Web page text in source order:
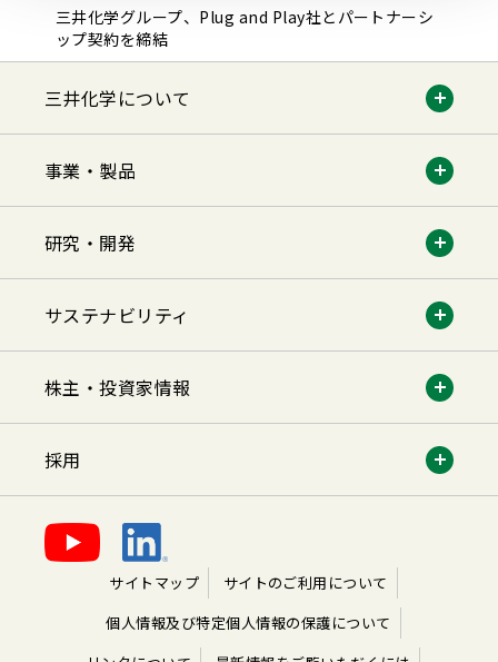
三井化学グループ、Plug and Play社とパートナーシ
ップ契約を締結
三井化学について
事業・製品
研究・開発
サステナビリティ
株主・投資家情報
採用
サイトマップ
サイトのご利用について
個人情報及び特定個人情報の保護について